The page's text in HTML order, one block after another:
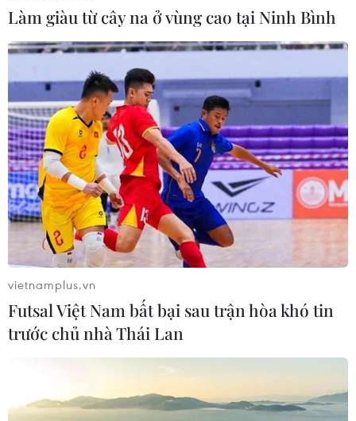
Làm giàu từ cây na ở vùng cao tại Ninh Bình
vietnamplus.vn
Futsal Việt Nam bất bại sau trận hòa khó tin
trước chủ nhà Thái Lan